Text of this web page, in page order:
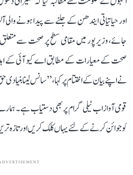
اور حیاتیاتی ایندھن کے جلنے سے پیدا ہونے والی
جائے، وزیرپور میں مقامی سطح پر صحت سے متعلق
صحت کے معیارات کے مطابق اے کیو آئی کے
نے اپنے بیان کے اختتام پر کہا، ’’سانس لینا
قومی آواز اب ٹیلی گرام پر بھی دستیاب ہے۔
کو جوائن کرنے کے لئے یہاں کلک کریں اور